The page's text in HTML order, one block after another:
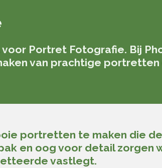
Portret Fotografie. Bij
van prachtige portretten
portretten te maken die
en oog voor detail zorgen
vastlegt.